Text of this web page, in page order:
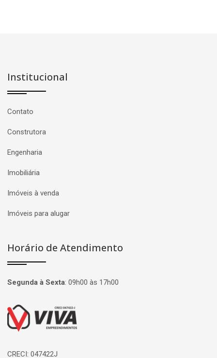
Institucional
Contato
Construtora
Engenharia
Imobiliária
Imóveis à venda
Imóveis para alugar
Horário de Atendimento
Segunda à Sexta: 09h00 às 17h00
Página inicial
CRECI: 047422J